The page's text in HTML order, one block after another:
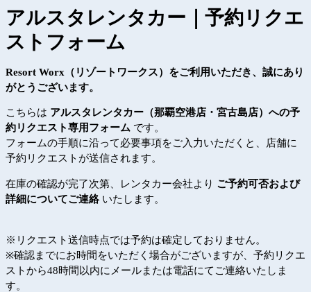
アルスタレンタカー｜予約リクエ
ストフォーム
Resort Worx（リゾートワークス）をご利用いただき、 誠にあり
がとうございます。
こちらは アルスタレンタカー（那覇空港店・宮古島店）への予
約リクエスト専用フォーム です。
フォームの手順に沿って必要事項をご入力いただくと、店舗に
予約リクエストが送信されます。
在庫の確認が完了次第、レンタカー会社より ご予約可否および
詳細についてご連絡いたします。
※リクエスト送信時点では予約は確定しておりません。
※確認までにお時間をいただく場合がございますが、予約リクエ
ストから48時間以内にメールまたは電話にてご連絡いたしま
す。